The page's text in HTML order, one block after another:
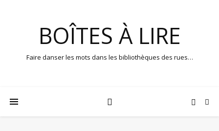
BOÎTES À LIRE
Faire danser les mots dans les bibliothèques des rues…